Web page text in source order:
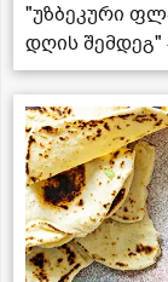
"უზბეკური
დღის შემდეგ"